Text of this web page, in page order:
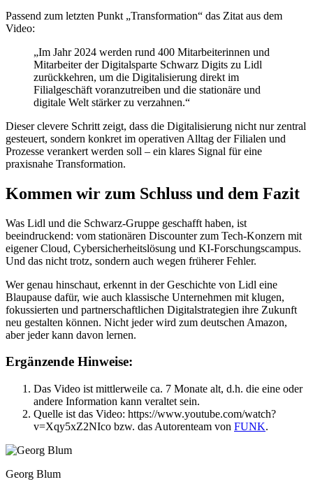
Passend zum letzten Punkt „Transformation“ das Zitat aus dem
Video:
„Im Jahr 2024 werden rund 400 Mitarbeiterinnen und
Mitarbeiter der Digitalsparte Schwarz Digits zu Lidl
zurückkehren, um die Digitalisierung direkt im
Filialgeschäft voranzutreiben und die stationäre und
digitale Welt stärker zu verzahnen.“
Dieser clevere Schritt zeigt, dass die Digitalisierung nicht nur zentral
gesteuert, sondern konkret im operativen Alltag der Filialen und
Prozesse verankert werden soll – ein klares Signal für eine
praxisnahe Transformation.
Kommen wir zum Schluss und dem Fazit
Was Lidl und die Schwarz-Gruppe geschafft haben, ist
beeindruckend: vom stationären Discounter zum Tech-Konzern mit
eigener Cloud, Cybersicherheitslösung und KI-Forschungscampus.
Und das nicht trotz, sondern auch wegen früherer Fehler.
Wer genau hinschaut, erkennt in der Geschichte von Lidl eine
Blaupause dafür, wie auch klassische Unternehmen mit klugen,
fokussierten und partnerschaftlichen Digitalstrategien ihre Zukunft
neu gestalten können. Nicht jeder wird zum deutschen Amazon,
aber jeder kann davon lernen.
Ergänzende Hinweise:
Das Video ist mittlerweile ca. 7 Monate alt, d.h. die eine oder
andere Information kann veraltet sein.
Quelle ist das Video: https://www.youtube.com/watch?
v=Xqy5xZ2NIco bzw. das Autorenteam von FUNK.
Georg Blum